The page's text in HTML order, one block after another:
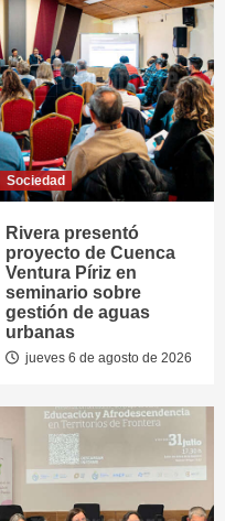
Sociedad
Rivera presentó
proyecto de Cuenca
Ventura Píriz en
seminario sobre
gestión de aguas
urbanas
jueves 6 de agosto de 2026